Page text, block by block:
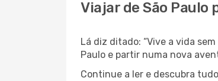
Viajar de São Paulo
Lá diz ditado: “Vive a vida
Paulo e partir numa nova
Continue a ler e descubra